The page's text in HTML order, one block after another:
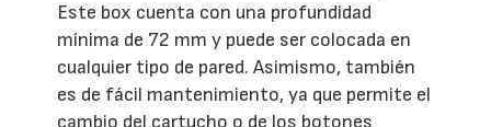
Este box cuenta con una profundidad
mínima de 72 mm y puede ser colocada en
cualquier tipo de pared. Asimismo, también
es de fácil mantenimiento, ya que permite el
cambio del cartucho o de los botones